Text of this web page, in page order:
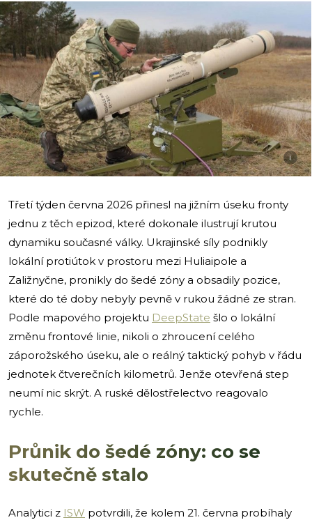
i
Třetí týden června 2026 přinesl na jižním úseku fronty
jednu z těch epizod, které dokonale ilustrují krutou
dynamiku současné války. Ukrajinské síly podnikly
lokální protiútok v prostoru mezi Huliaipole a
Zaližnyčne, pronikly do šedé zóny a obsadily pozice,
které do té doby nebyly pevně v rukou žádné ze stran.
Podle mapového projektu DeepState šlo o lokální
změnu frontové linie, nikoli o zhroucení celého
záporožského úseku, ale o reálný taktický pohyb v řádu
jednotek čtverečních kilometrů. Jenže otevřená step
neumí nic skrýt. A ruské dělostřelectvo reagovalo
rychle.
Průnik do šedé zóny: co se
skutečně stalo
Analytici z ISW potvrdili, že kolem 21. června probíhaly